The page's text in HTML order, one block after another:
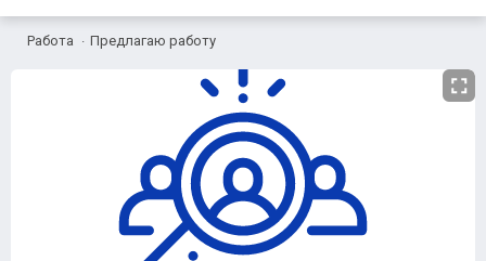
Работа Предлагаю работу